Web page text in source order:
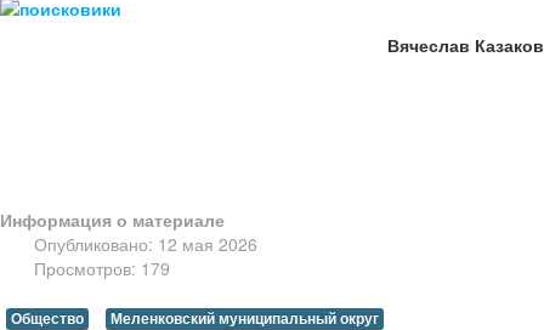
Вячеслав Казаков
Информация о материале
Опубликовано: 12 мая 2026
Просмотров: 179
Общество Меленковский муниципальный округ